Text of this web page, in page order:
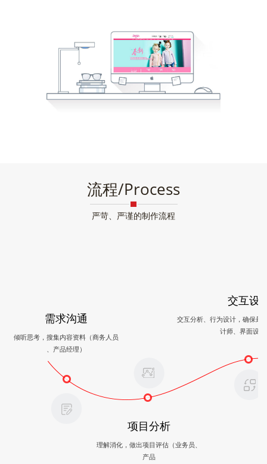
流程/Process
严苛、严谨的制作流程
需求沟通
倾听思考，搜集内容资料（商务人员
、产品经理）
项目分析
理解消化，做出项目评估（业务员、
产品
交互设
交互分析、行为设计，确保最
计师、界面设